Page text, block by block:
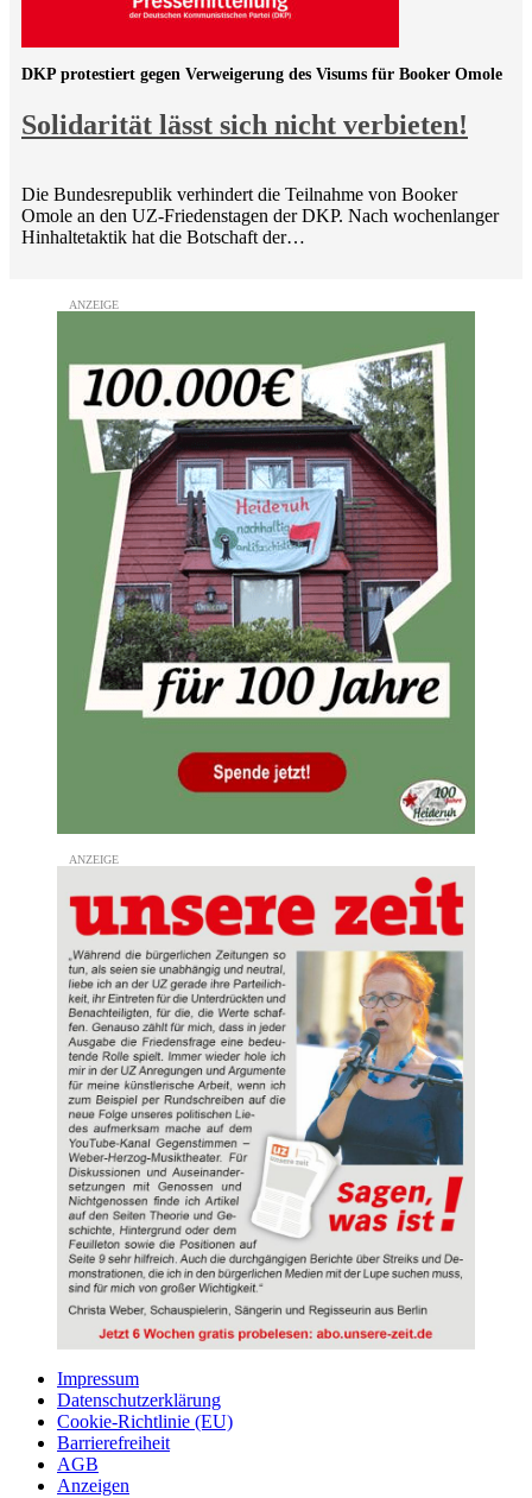
Solidarität lässt sich nicht verbieten!
DKP protestiert gegen Verweigerung des Visums für Booker Omole
Die Bundesrepublik verhindert die Teilnahme von Booker
Omole an den UZ-Friedenstagen der DKP. Nach wochenlanger
Hinhaltetaktik hat die Botschaft der…
Impressum
Datenschutzerklärung
Cookie-Richtlinie (EU)
Barrierefreiheit
AGB
Anzeigen